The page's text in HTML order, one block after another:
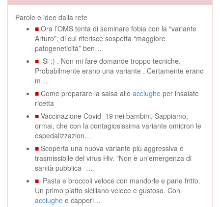
Parole e idee dalla rete
■ Ora l’OMS tenta di seminare fobia con la “variante
Arturo”, di cui riferisce sospetta “maggiore
patogeneticità” ben…
■ Si :) . Non mi fare domande troppo tecniche.
Probabilmente erano una variante . Certamente erano
m…
■ Come preparare la salsa alle acciughe per insalate
ricetta
■ Vaccinazione Covid_19 nei bambini. Sappiamo,
ormai, che con la contagiosissima variante omicron le
ospedalizzazion…
■ Scoperta una nuova variante più aggressiva e
trasmissibile del virus Hiv. "Non è un'emergenza di
sanità pubblica -…
■ Pasta e broccoli veloce con mandorle e pane fritto.
Un primo piatto siciliano veloce e gustoso. Con
acciughe e capperi…